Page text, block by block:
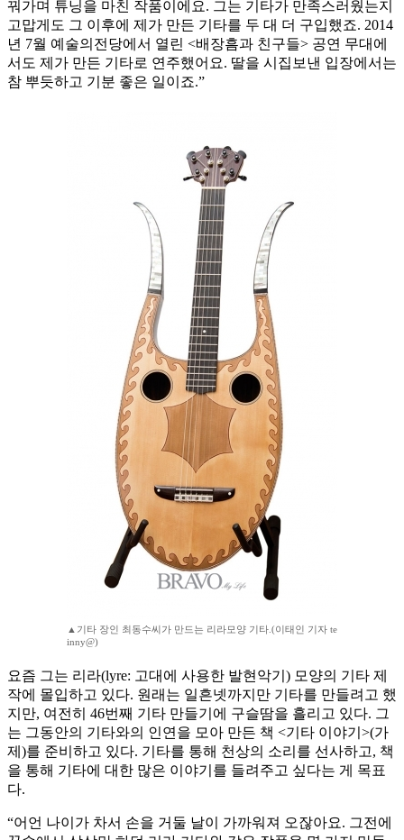
꿔가며 튜닝을 마친 작품이에요. 그는 기타가 만족스러웠는지
고맙게도 그 이후에 제가 만든 기타를 두 대 더 구입했죠. 2014
년 7월 예술의전당에서 열린 <배장흠과 친구들> 공연 무대에
서도 제가 만든 기타로 연주했어요. 딸을 시집보낸 입장에서는
참 뿌듯하고 기분 좋은 일이죠.”
▲기타 장인 최동수씨가 만드는 리라모양 기타.(이태인 기자 te
inny@)
요즘 그는 리라(lyre: 고대에 사용한 발현악기) 모양의 기타 제
작에 몰입하고 있다. 원래는 일흔넷까지만 기타를 만들려고 했
지만, 여전히 46번째 기타 만들기에 구슬땀을 흘리고 있다. 그
는 그동안의 기타와의 인연을 모아 만든 책 <기타 이야기>(가
제)를 준비하고 있다. 기타를 통해 천상의 소리를 선사하고, 책
을 통해 기타에 대한 많은 이야기를 들려주고 싶다는 게 목표
다.
“어언 나이가 차서 손을 거둘 날이 가까워져 오잖아요. 그전에